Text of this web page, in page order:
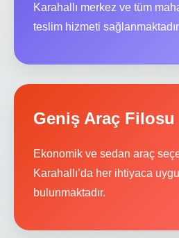
Karahallı merkez ve tüm
teslim hizmeti
Geniş Araç Filosu
Ekonomik ve sedan araç
Karahallı’da her ihtiyaca
bulunmaktadır.